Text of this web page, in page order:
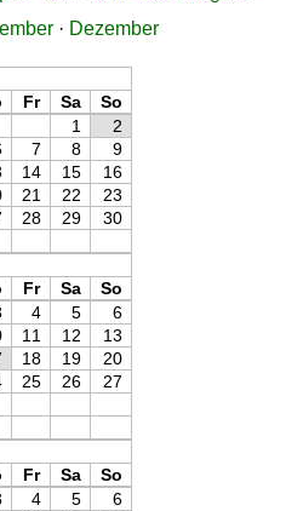
· Dezember
Fr Sa
So
1
2
7 8
9
14 15
16
21 22
23
28 29
30
Fr Sa
So
4 5
6
11 12
13
18 19
20
25 26
27
Fr Sa
So
4 5
6